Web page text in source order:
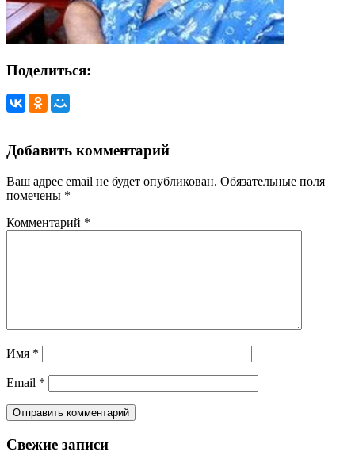
Поделиться:
Добавить комментарий
Ваш адрес email не будет опубликован. Обязательные поля
помечены *
Комментарий *
Имя *
Email *
Свежие записи